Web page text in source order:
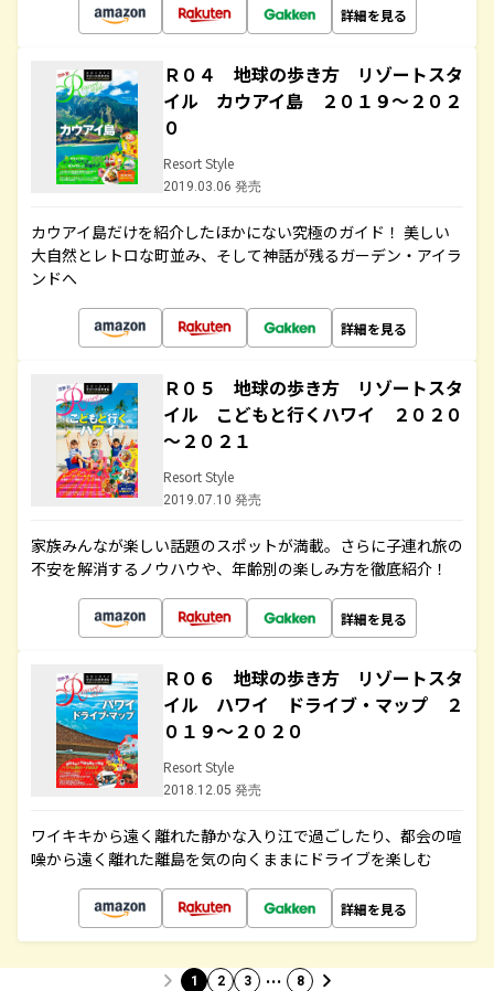
詳細を見る
Ｒ０４ 地球の歩き方 リゾートスタ
イル カウアイ島 ２０１９～２０２
０
Resort Style
2019.03.06 発売
カウアイ島だけを紹介したほかにない究極のガイド！ 美しい
大自然とレトロな町並み、そして神話が残るガーデン・アイラ
ンドへ
詳細を見る
Ｒ０５ 地球の歩き方 リゾートスタ
イル こどもと行くハワイ ２０２０
～２０２１
Resort Style
2019.07.10 発売
家族みんなが楽しい話題のスポットが満載。さらに子連れ旅の
不安を解消するノウハウや、年齢別の楽しみ方を徹底紹介！
詳細を見る
Ｒ０６ 地球の歩き方 リゾートスタ
イル ハワイ ドライブ・マップ ２
０１９～２０２０
Resort Style
2018.12.05 発売
ワイキキから遠く離れた静かな入り江で過ごしたり、都会の喧
噪から遠く離れた離島を気の向くままにドライブを楽しむ
詳細を見る
1 2 3 … 8